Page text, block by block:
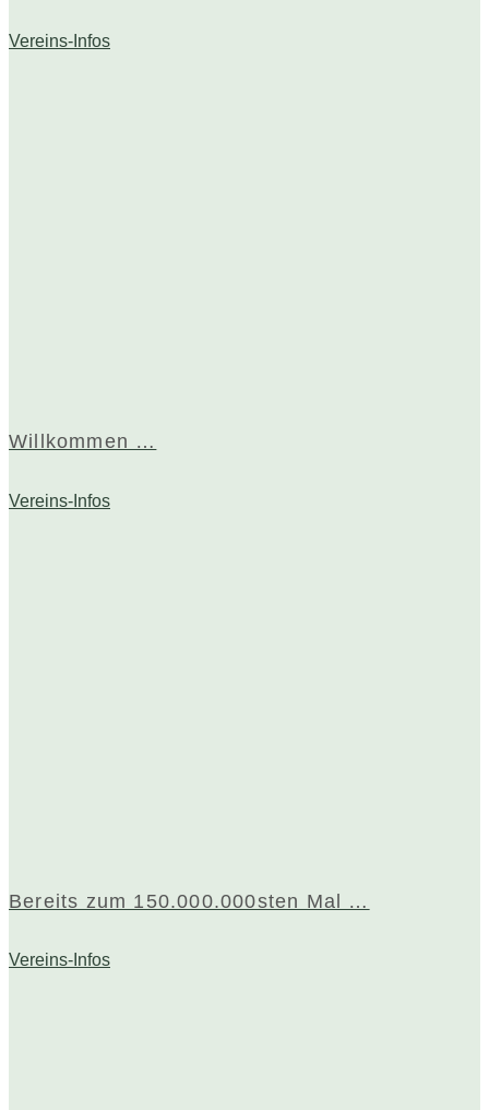
Vereins-Infos
Willkommen …
Vereins-Infos
Bereits zum 150.000.000sten Mal …
Vereins-Infos